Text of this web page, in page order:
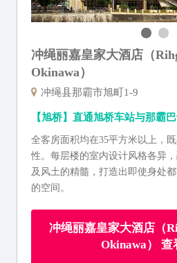
冲绳丽嘉皇家大酒店（
Okinawa）
冲绳县那霸市旭町1-9
【旭桥】直通旭桥车站与那霸巴
全客房面积均在35平方米以上，
性。每层楼的室内设计风格各异
及风土的精髓，打造出即使身处
的空间。
冲绳丽嘉皇家大酒店（
Okinawa） 查